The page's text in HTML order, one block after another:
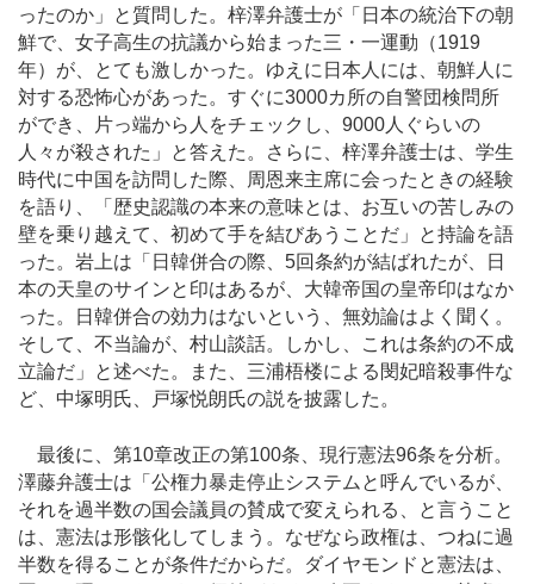
ったのか」と質問した。梓澤弁護士が「日本の統治下の朝
鮮で、女子高生の抗議から始まった三・一運動（1919
年）が、とても激しかった。ゆえに日本人には、朝鮮人に
対する恐怖心があった。すぐに3000カ所の自警団検問所
ができ、片っ端から人をチェックし、9000人ぐらいの
人々が殺された」と答えた。さらに、梓澤弁護士は、学生
時代に中国を訪問した際、周恩来主席に会ったときの経験
を語り、「歴史認識の本来の意味とは、お互いの苦しみの
壁を乗り越えて、初めて手を結びあうことだ」と持論を語
った。岩上は「日韓併合の際、5回条約が結ばれたが、日
本の天皇のサインと印はあるが、大韓帝国の皇帝印はなか
った。日韓併合の効力はないという、無効論はよく聞く。
そして、不当論が、村山談話。しかし、これは条約の不成
立論だ」と述べた。また、三浦梧楼による閔妃暗殺事件な
ど、中塚明氏、戸塚悦朗氏の説を披露した。
最後に、第10章改正の第100条、現行憲法96条を分析。
澤藤弁護士は「公権力暴走停止システムと呼んでいるが、
それを過半数の国会議員の賛成で変えられる、と言うこと
は、憲法は形骸化してしまう。なぜなら政権は、つねに過
半数を得ることが条件だからだ。ダイヤモンドと憲法は、